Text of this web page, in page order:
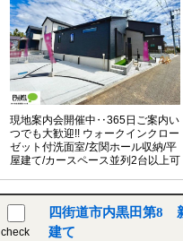
現地案内会開催中‥365日ご案内い
つでも大歓迎!! ウォークインクロー
ゼット付洗面室/玄関ホール収納/平
屋建て/カースペース並列2台以上可
check
四街道市内黒田第8
建て